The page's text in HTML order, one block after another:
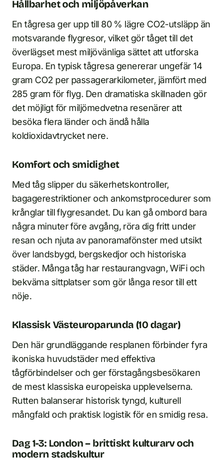
Hållbarhet och miljöpåverkan
En tågresa ger upp till 80 % lägre CO2-utsläpp än
motsvarande flygresor, vilket gör tåget till det
överlägset mest miljövänliga sättet att utforska
Europa. En typisk tågresa genererar ungefär 14
gram CO2 per passagerarkilometer, jämfört med
285 gram för flyg. Den dramatiska skillnaden gör
det möjligt för miljömedvetna resenärer att
besöka flera länder och ändå hålla
koldioxidavtrycket nere.
Komfort och smidighet
Med tåg slipper du säkerhetskontroller,
bagagerestriktioner och ankomstprocedurer som
krånglar till flygresandet. Du kan gå ombord bara
några minuter före avgång, röra dig fritt under
resan och njuta av panoramafönster med utsikt
över landsbygd, bergskedjor och historiska
städer. Många tåg har restaurangvagn, WiFi och
bekväma sittplatser som gör långa resor till ett
nöje.
Klassisk Västeuroparunda (10 dagar)
Den här grundläggande resplanen förbinder fyra
ikoniska huvudstäder med effektiva
tågförbindelser och ger förstagångsbesökaren
de mest klassiska europeiska upplevelserna.
Rutten balanserar historisk tyngd, kulturell
mångfald och praktisk logistik för en smidig resa.
Dag 1-3: London – brittiskt kulturarv och
modern stadskultur